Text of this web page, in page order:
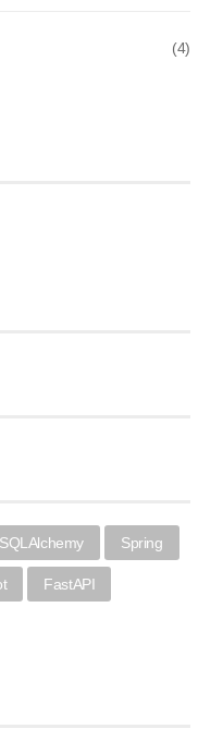
(4)
SQLAlchemy Spring
FastAPI